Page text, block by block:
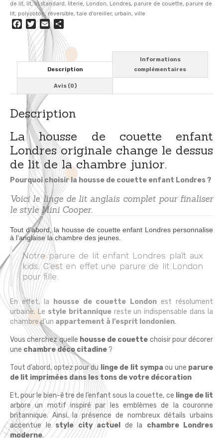
de lit, lit,lit standard, literie, London, Londres, parure de couette, parure de
lit, polycoton,réversible, taie d'oreiller, urbain, ville
Facebook
Twitter
Email
Description
Informations
complémentaires
Avis (0)
Description
La housse de couette enfant
Londres originale change le dessus
de lit de la chambre junior.
Pourquoi choisir la housse de couette enfant Londres ?
Voici le linge de lit anglais complet pour finaliser
le style Mini Cooper.
Tout d’abord, la housse de couette enfant Londres personnalise
à l’anglaise la chambre des jeunes.
Notre parure de lit enfant Londres plaît aux
kids. C’est en effet une parure de lit London
pour fille.
En effet, la housse de couette London est résolument
urbaine. Le style britanniquereste un indispensable dans la
chambre d’un appartement à l’esprit londonien.
Vous cherchez quelle housse de couette choisir pour décorer
une chambre déco citadine ?
Tout d’abord, optez pour du linge de lit sympa ou une parure
de lit imprimées dans les tons de votre décoration
Et, pour le bien-être de l’enfant sous la couette, ce linge de lit
arbore un motif inspiré par les emblèmes de la couronne
britannique. Ainsi, la présence de nombreux détails urbains
accentue le style city actuel de la chambre Londres
moderne.